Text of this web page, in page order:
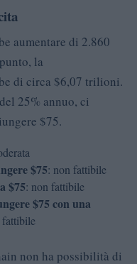
aumentare di 2.860
la
di circa $6,07 trilioni.
25% annuo, ci
$75.
$75: non fattibile
$75: non fattibile
$75 con una
non ha possibilità di